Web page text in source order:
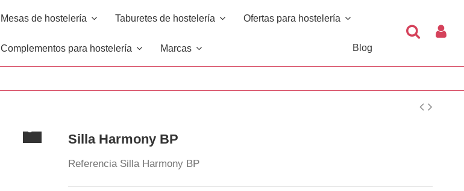
Mesas de hostelería Taburetes de hostelería Ofertas para hostelería
Complementos para hostelería Marcas Blog
Silla Harmony BP
Referencia Silla Harmony BP